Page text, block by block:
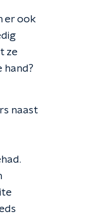
er ook
ze
hand?
naast